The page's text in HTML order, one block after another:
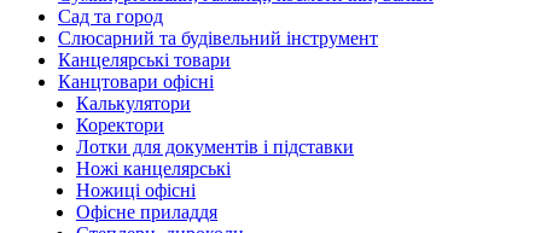
Сад та город
Слюсарний та будівельний інструмент
Канцелярські товари
Канцтовари офісні
Калькулятори
Коректори
Лотки для документів і підставки
Ножі канцелярські
Ножиці офісні
Офісне приладдя